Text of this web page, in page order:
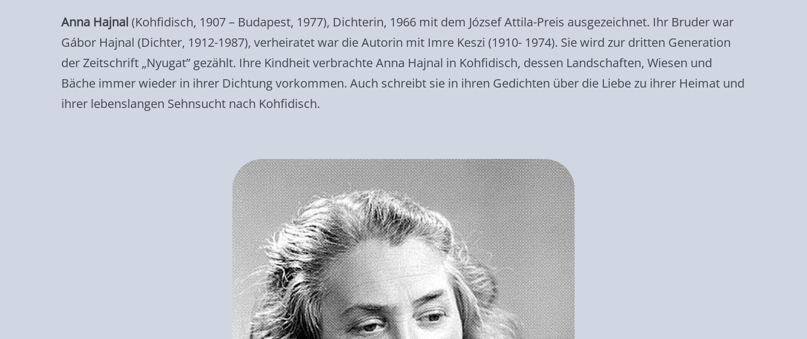
Anna Hajnal(Kohfidisch, 1907 – Budapest, 1977), Dichterin, 1966 mit dem József Attila-Preis ausgezeichnet. Ihr Bruder war
Gábor Hajnal (Dichter, 1912-1987), verheiratet war die Autorin mit Imre Keszi (1910- 1974). Sie wird zur dritten Generation
der Zeitschrift „Nyugat” gezählt. Ihre Kindheit verbrachte Anna Hajnal in Kohfidisch, dessen Landschaften, Wiesen und
Bäche immer wieder in ihrer Dichtung vorkommen. Auch schreibt sie in ihren Gedichten über die Liebe zu ihrer Heimat und
ihrer lebenslangen Sehnsucht nach Kohfidisch.